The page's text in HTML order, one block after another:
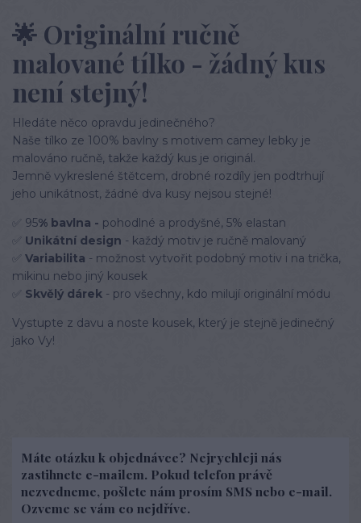
🌟 Originální ručně
malované tílko - žádný kus
není stejný!
Hledáte něco opravdu jedinečného?
Naše tílko ze 100% bavlny s motivem camey lebky je
malováno ručně, takže každý kus je originál.
Jemně vykreslené štětcem, drobné rozdíly jen podtrhují
jeho unikátnost, žádné dva kusy nejsou stejné!
✅ 95% bavlna - pohodlné a prodyšné, 5% elastan
Unikátní design - každý motiv je ručně malovaný
Variabilita - možnost vytvořit podobný motiv i na trička,
mikinu nebo jiný kousek
Skvělý dárek - pro všechny, kdo milují originální módu
Vystupte z davu a noste kousek, který je stejně jedinečný
jako Vy!
Máte otázku k objednávce? Nejrychleji nás
zastihnete e-mailem. Pokud telefon právě
nezvedneme, pošlete nám prosím SMS nebo e-mail.
Ozveme se vám co nejdříve.